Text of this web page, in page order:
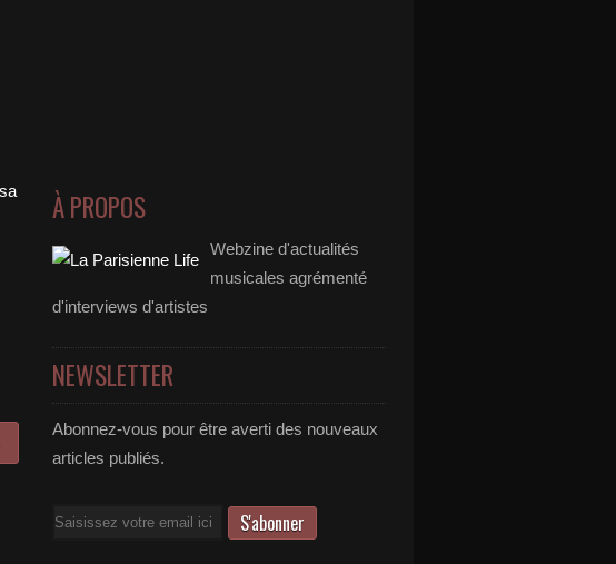
À PROPOS
Webzine d'actualités
musicales agrémenté
d'interviews d'artistes
NEWSLETTER
Abonnez-vous pour être averti des nouveaux
articles publiés.
Email